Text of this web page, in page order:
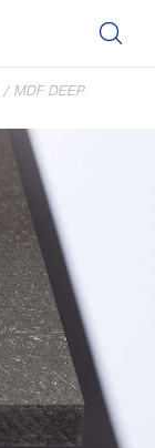
/ MDF DEEP